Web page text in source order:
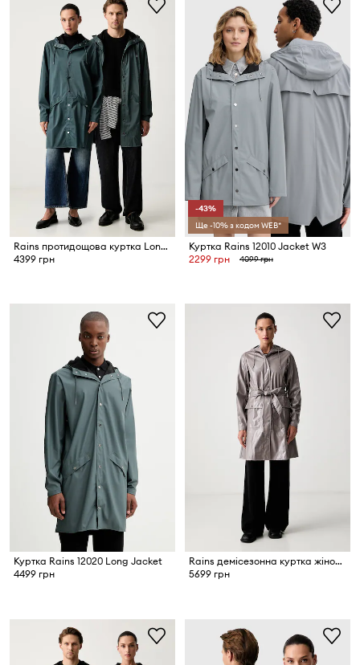
Rains протидощова куртка Long Jacket W3
4399 грн
-43%
Ще -10% з кодом WEB*
Куртка Rains 12010 Jacket W3
2299 грн
4099 грн
Куртка Rains 12020 Long Jacket
4499 грн
Rains демісезонна куртка жіноча Curve Long Jacket W3
5699 грн